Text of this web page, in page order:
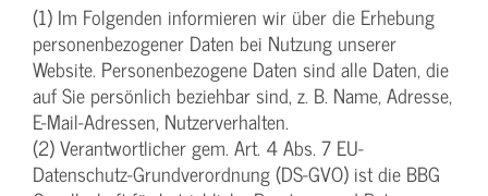
(1) Im Folgenden informieren wir über die Erhebung
personenbezogener Daten bei Nutzung unserer
Website. Personenbezogene Daten sind alle Daten, die
auf Sie persönlich beziehbar sind, z. B. Name, Adresse,
E-Mail-Adressen, Nutzerverhalten.
(2) Verantwortlicher gem. Art. 4 Abs. 7 EU-
Datenschutz-Grundverordnung (DS-GVO) ist die BBG